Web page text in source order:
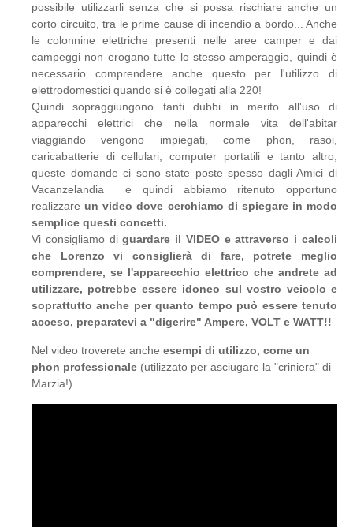
possibile utilizzarli senza che si possa rischiare anche un
corto circuito, tra le prime cause di incendio a bordo... Anche
le colonnine elettriche presenti nelle aree camper e dai
campeggi non erogano tutte lo stesso amperaggio, quindi è
necessario comprendere anche questo per l'utilizzo di
elettrodomestici quando si è collegati alla 220!
Quindi sopraggiungono tanti dubbi in merito all'uso di
apparecchi elettrici che nella normale vita dell'abitar
viaggiando vengono impiegati, come phon, rasoi,
caricabatterie di cellulari, computer portatili e tanto altro,
queste domande ci sono state poste spesso dagli Amici di
Vacanzelandia e quindi abbiamo ritenuto opportuno
realizzare un video dove cerchiamo di spiegare in modo
semplice questi concetti.
Vi consigliamo diguardare il VIDEO e attraverso i calcoli
che Lorenzo vi consiglierà di fare, potrete meglio
comprendere, se l'apparecchio elettrico che andrete ad
utilizzare, potrebbe essere idoneo sul vostro veicolo e
soprattutto anche per quanto tempo può essere tenuto
acceso, preparatevi a "digerire" Ampere, VOLT e WATT!!
Nel video troverete anche esempi di utilizzo, come un
phon professionale (utilizzato per asciugare la "criniera" di
Marzia!)...